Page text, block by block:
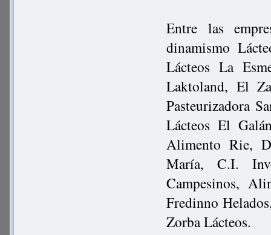
Entre las
dinamismo
Lácteos La
Laktoland, El
Pasteurizadora
Lácteos El
Alimento Rie,
María, C.I.
Campesinos,
Fredinno
Zorba Lácteos.